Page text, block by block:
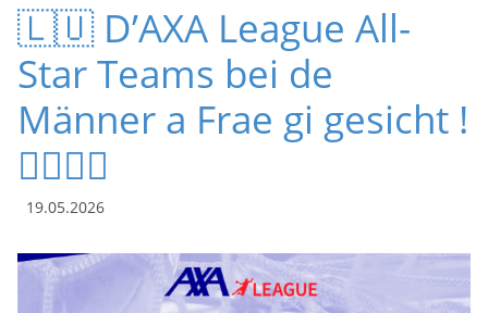
🇱🇺 D’AXA League All-
Star Teams bei de
Männer a Frae gi gesicht !
🤾‍♂️🤾‍♀️
19.05.2026